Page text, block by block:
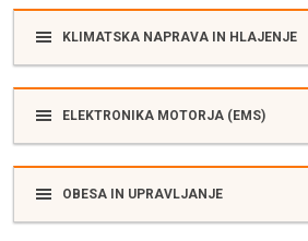
KLIMATSKA NAPRAVA IN HLAJENJE
ELEKTRONIKA MOTORJA (EMS)
OBESA IN UPRAVLJANJE